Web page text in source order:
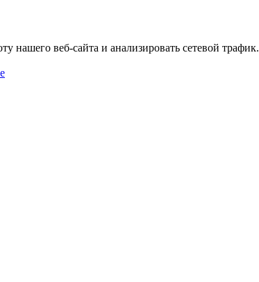
нашего веб-сайта и анализировать сетевой трафик.